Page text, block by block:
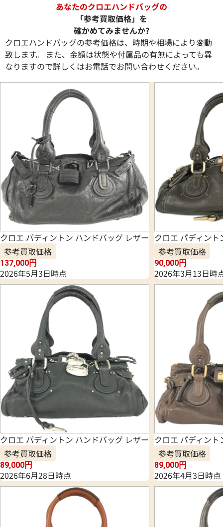
あなたのクロエハンドバッグの
「参考買取価格」を
確かめてみませんか?
クロエハンドバッグの参考価格は、時期や相場により変動
致します。 また、金額は状態や付属品の有無によっても異
なりますので詳しくはお電話でお問い合わせください。
クロエ パディントン ハンドバッグ レザー
参考買取価格
137,000円
2026年5月3日時点
クロエ パディン
参考買取価格
90,000円
2026年3月13日時
クロエ パディントン ハンドバッグ レザー
参考買取価格
89,000円
2026年6月28日時点
クロエ パディン
参考買取価格
89,000円
2026年4月3日時点